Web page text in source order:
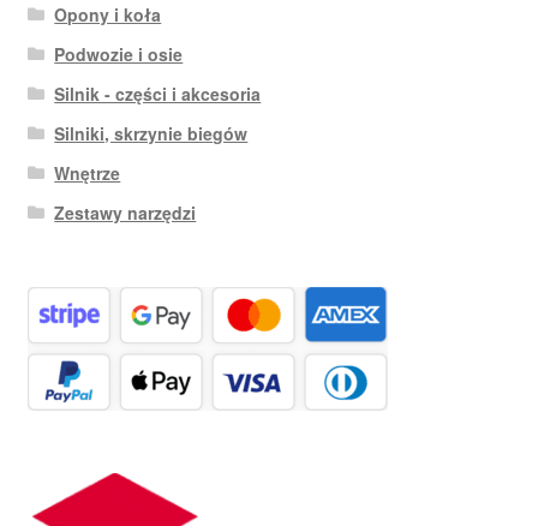
Opony i koła
Podwozie i osie
Silnik - części i akcesoria
Silniki, skrzynie biegów
Wnętrze
Zestawy narzędzi